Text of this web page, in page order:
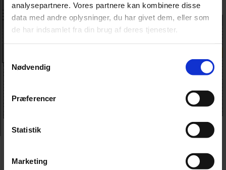
analysepartnere. Vores partnere kan kombinere disse
data med andre oplysninger, du har givet dem, eller som
de har indsamlet fra din brug af deres tjenester.
Nødvendig
Præferencer
Statistik
Marketing